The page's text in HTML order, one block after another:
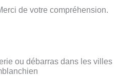
de votre compréhension.
ou débarras dans les villes